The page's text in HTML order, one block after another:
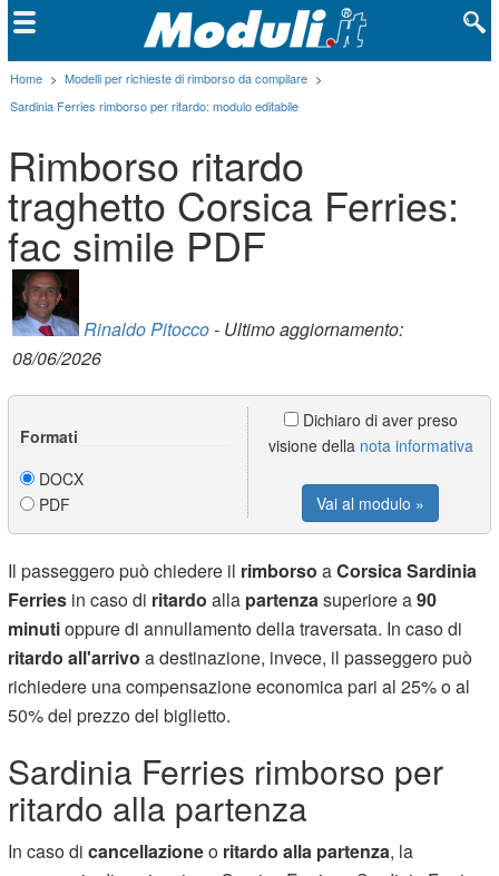
Home > Modelli per richieste di rimborso da compilare >
Sardinia Ferries rimborso per ritardo: modulo editabile
Rimborso ritardo
traghetto Corsica Ferries:
fac simile PDF
Rinaldo Pitocco- Ultimo aggiornamento:
08/06/2026
Formati
DOCX
PDF
Dichiaro di aver preso
visione della nota informativa
Vai al modulo »
Il passeggero può chiedere il rimborso aCorsicaSardinia
Ferries in caso di ritardoalla partenzasuperiore a90
minutioppure di annullamento della traversata. In caso di
ritardo all'arrivo a destinazione, invece, il passeggero può
richiedere una compensazione economica pari al 25% o al
50% del prezzo del biglietto.
Sardinia Ferries rimborso per
ritardo alla partenza
In caso dicancellazioneo ritardo alla partenza, la